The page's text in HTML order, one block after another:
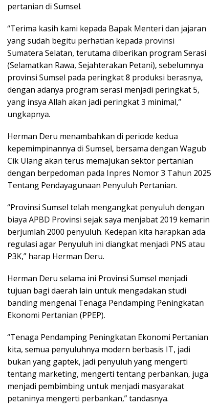
pertanian di Sumsel.
“Terima kasih kami kepada Bapak Menteri dan jajaran
yang sudah begitu perhatian kepada provinsi
Sumatera Selatan, terutama diberikan program Serasi
(Selamatkan Rawa, Sejahterakan Petani), sebelumnya
provinsi Sumsel pada peringkat 8 produksi berasnya,
dengan adanya program serasi menjadi peringkat 5,
yang insya Allah akan jadi peringkat 3 minimal,”
ungkapnya.
Herman Deru menambahkan di periode kedua
kepemimpinannya di Sumsel, bersama dengan Wagub
Cik Ulang akan terus memajukan sektor pertanian
dengan berpedoman pada Inpres Nomor 3 Tahun 2025
Tentang Pendayagunaan Penyuluh Pertanian.
“Provinsi Sumsel telah mengangkat penyuluh dengan
biaya APBD Provinsi sejak saya menjabat 2019 kemarin
berjumlah 2000 penyuluh. Kedepan kita harapkan ada
regulasi agar Penyuluh ini diangkat menjadi PNS atau
P3K,” harap Herman Deru.
Herman Deru selama ini Provinsi Sumsel menjadi
tujuan bagi daerah lain untuk mengadakan studi
banding mengenai Tenaga Pendamping Peningkatan
Ekonomi Pertanian (PPEP).
“Tenaga Pendamping Peningkatan Ekonomi Pertanian
kita, semua penyuluhnya modern berbasis IT, jadi
bukan yang gaptek, jadi penyuluh yang mengerti
tentang marketing, mengerti tentang perbankan, juga
menjadi pembimbing untuk menjadi masyarakat
petaninya mengerti perbankan,” tandasnya.